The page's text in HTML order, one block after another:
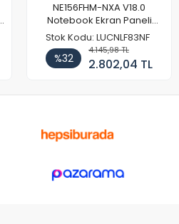
NE156FHM-NXA V18.0
Notebook Ekran Paneli
144Hz
Stok Kodu: LUCNLF83NF
%32
4.145,98 TL
2.802,04 TL